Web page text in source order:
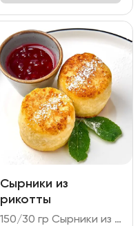
Сырники из
рикотты
150/30 гр Сырники из рикотты – нежные сырники из сыра рикотта с марципаном и миндальной мукой. Подается с брусничным вареньем.